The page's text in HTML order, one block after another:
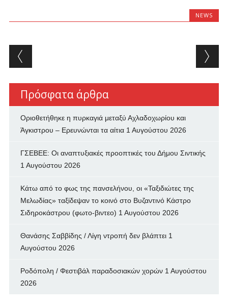
NEWS
Post navigation
Πρόσφατα άρθρα
Οριοθετήθηκε η πυρκαγιά μεταξύ Αχλαδοχωρίου και
Άγκιστρου – Ερευνώνται τα αίτια 1 Αυγούστου 2026
ΓΣΕΒΕΕ: Οι αναπτυξιακές προοπτικές του Δήμου Σιντικής
1 Αυγούστου 2026
Κάτω από το φως της πανσελήνου, οι «Ταξιδιώτες της
Μελωδίας» ταξίδεψαν το κοινό στο Βυζαντινό Κάστρο
Σιδηροκάστρου (φωτο-βιντεο) 1 Αυγούστου 2026
Θανάσης Σαββίδης / Λίγη ντροπή δεν βλάπτει 1
Αυγούστου 2026
Ροδόπολη / Φεστιβάλ παραδοσιακών χορών 1 Αυγούστου
2026